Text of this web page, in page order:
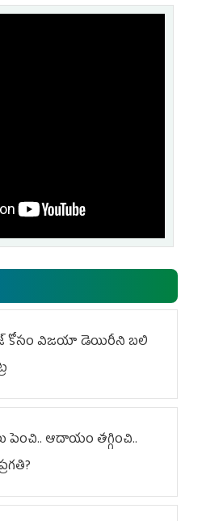
కోసం విజయా డెయిరీని బలి
పెంచి.. ఆదాయం తగ్గించి..